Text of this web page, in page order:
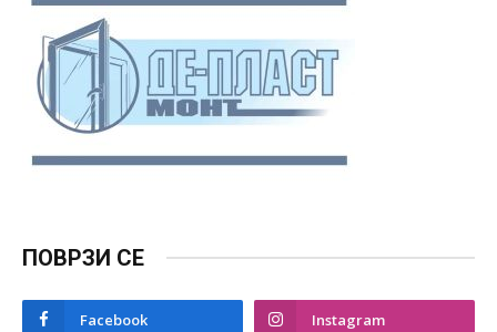
ПОВРЗИ СЕ
Facebook Instagram